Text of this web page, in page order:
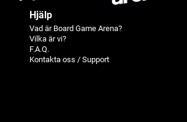
Hjälp
Vad är Board Game Arena?
Vilka är vi?
F.A.Q.
Kontakta oss / Support